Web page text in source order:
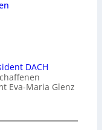
DACH
Eva-Maria Glenz